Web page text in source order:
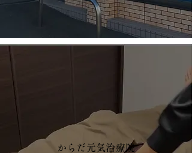
からだ元気治療院